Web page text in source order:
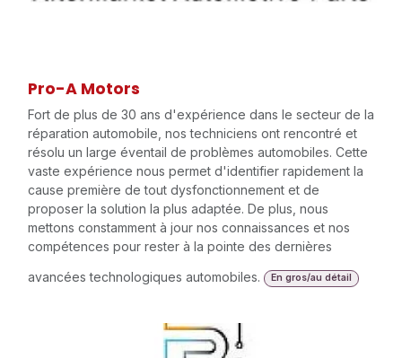
Pro-A Motors
Fort de plus de 30 ans d'expérience dans le secteur de la
réparation automobile, nos techniciens ont rencontré et
résolu un large éventail de problèmes automobiles. Cette
vaste expérience nous permet d'identifier rapidement la
cause première de tout dysfonctionnement et de
proposer la solution la plus adaptée. De plus, nous
mettons constamment à jour nos connaissances et nos
compétences pour rester à la pointe des dernières
avancées technologiques automobiles.
En gros/au détail